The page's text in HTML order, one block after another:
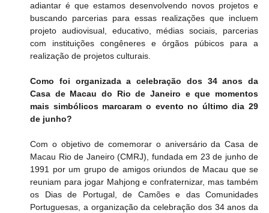
adiantar é que estamos desenvolvendo novos projetos e
buscando parcerias para essas realizações que incluem
projeto audiovisual, educativo, médias sociais, parcerias
com instituições congêneres e órgãos púbicos para a
realização de projetos culturais.
Como foi organizada a celebração dos 34 anos da
Casa de Macau do Rio de Janeiro e que momentos
mais simbólicos marcaram o evento no último dia 29
de junho?
Com o objetivo de comemorar o aniversário da Casa de
Macau Rio de Janeiro (CMRJ), fundada em 23 de junho de
1991 por um grupo de amigos oriundos de Macau que se
reuniam para jogar Mahjong e confraternizar, mas também
os Dias de Portugal, de Camões e das Comunidades
Portuguesas, a organização da celebração dos 34 anos da